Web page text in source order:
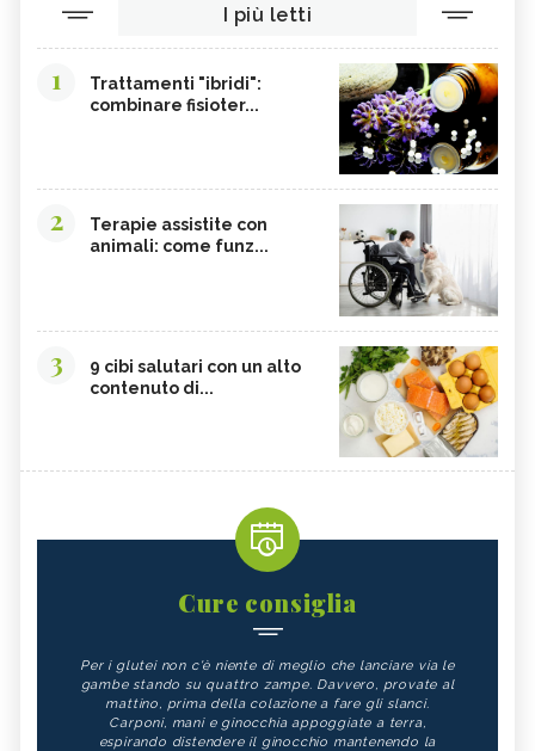
I più letti
1
Trattamenti "ibridi":
combinare fisioter...
2
Terapie assistite con
animali: come funz...
3
9 cibi salutari con un alto
contenuto di...
Cure consiglia
Per i glutei non c'è niente di meglio che lanciare via le
gambe stando su quattro zampe. Davvero, provate al
mattino, prima della colazione a fare gli slanci.
Carponi, mani e ginocchia appoggiate a terra,
espirando distendere il ginocchio mantenendo la